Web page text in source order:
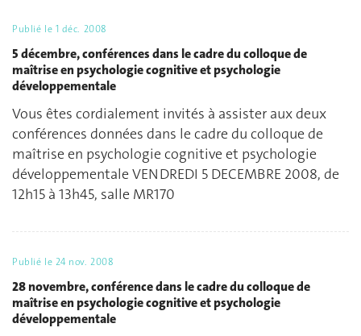
Publié le 1 déc. 2008
5 décembre, conférences dans le cadre du colloque de
maîtrise en psychologie cognitive et psychologie
développementale
Vous êtes cordialement invités à assister aux deux
conférences données dans le cadre du colloque de
maîtrise en psychologie cognitive et psychologie
développementale VENDREDI 5 DECEMBRE 2008, de
12h15 à 13h45, salle MR170
Publié le 24 nov. 2008
28 novembre, conférence dans le cadre du colloque de
maîtrise en psychologie cognitive et psychologie
développementale